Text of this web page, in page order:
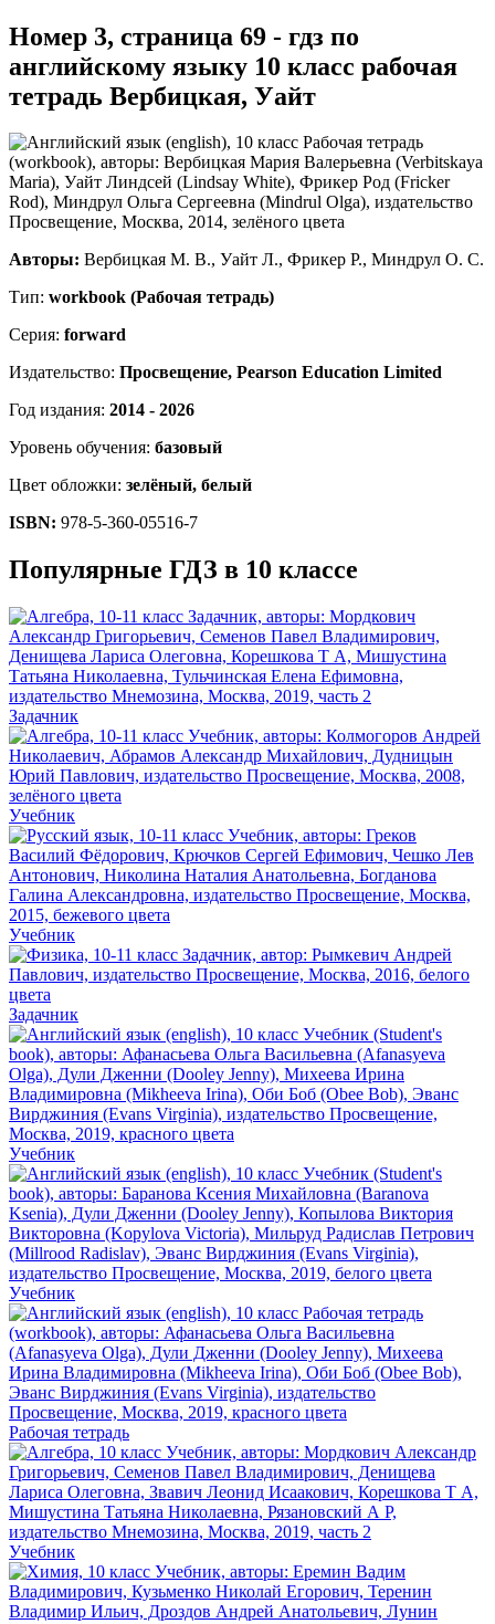
Номер 3, страница 69 - гдз по
английскому языку 10 класс рабочая
тетрадь Вербицкая, Уайт
Авторы: Вербицкая М. В., Уайт Л., Фрикер Р., Миндрул О. С.
Тип: workbook (Рабочая тетрадь)
Серия: forward
Издательство: Просвещение, Pearson Education Limited
Год издания: 2014 - 2026
Уровень обучения: базовый
Цвет обложки: зелёный, белый
ISBN: 978-5-360-05516-7
Популярные ГДЗ в 10 классе
Задачник
Учебник
Учебник
Задачник
Учебник
Учебник
Рабочая тетрадь
Учебник